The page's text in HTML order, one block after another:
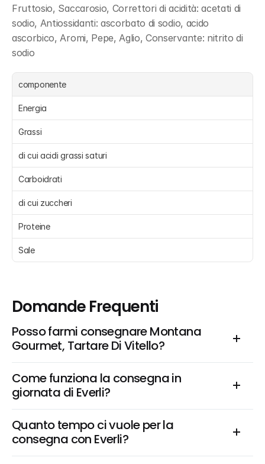
Fruttosio, Saccarosio, Correttori di acidità: acetati di
sodio, Antiossidanti: ascorbato di sodio, acido
ascorbico, Aromi, Pepe, Aglio, Conservante: nitrito di
sodio
componente
Energia
Grassi
di cui acidi grassi saturi
Carboidrati
di cui zuccheri
Proteine
Sale
Domande Frequenti
Posso farmi consegnare Montana
Gourmet, Tartare Di Vitello?
Come funziona la consegna in
giornata di Everli?
Quanto tempo ci vuole per la
consegna con Everli?